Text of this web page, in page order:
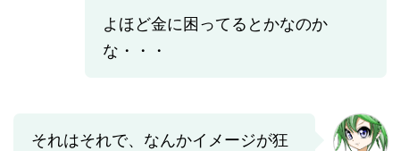
よほど金に困ってるとかなのか
な・・・
それはそれで、なんかイメージが狂